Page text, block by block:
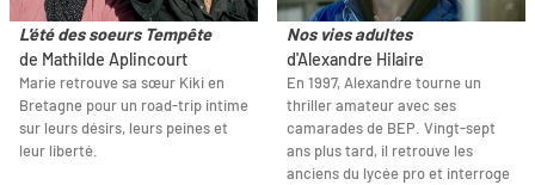
L'été des soeurs Tempête
de Mathilde Aplincourt
Marie retrouve sa sœur Kiki en
Bretagne pour un road-trip intime
sur leurs désirs, leurs peines et
leur liberté.
Nos vies adultes
d'Alexandre Hilaire
En 1997, Alexandre tourne un
thriller amateur avec ses
camarades de BEP. Vingt-sept
ans plus tard, il retrouve les
anciens du lycée pro et interroge